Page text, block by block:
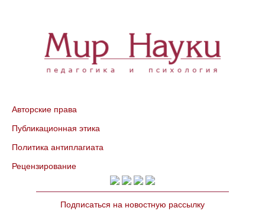
Авторские права
Публикационная этика
Политика антиплагиата
Рецензирование
Подписаться на новостную рассылку